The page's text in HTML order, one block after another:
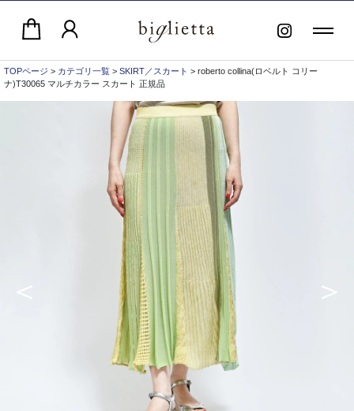
TOPページ > カテゴリ一覧 > SKIRT／スカート > roberto collina(ロベルト コリー
ナ)T30065 マルチカラー スカート 正規品